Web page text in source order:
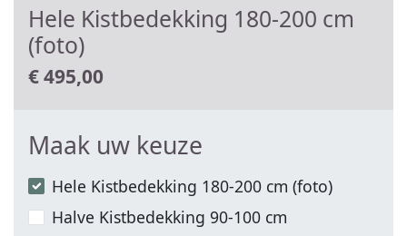
Hele Kistbedekking 180-200 cm
(foto)
€495,00
Maak uw keuze
Hele Kistbedekking 180-200 cm (foto)
Halve Kistbedekking 90-100 cm